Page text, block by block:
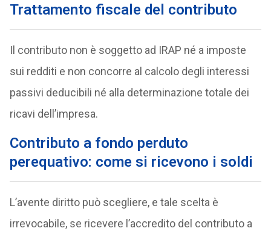
Trattamento fiscale del contributo
Il contributo non è soggetto ad IRAP né a imposte
sui redditi e non concorre al calcolo degli interessi
passivi deducibili né alla determinazione totale dei
ricavi dell’impresa.
Contributo a fondo perduto
perequativo: come si ricevono i soldi
L’avente diritto può scegliere, e tale scelta è
irrevocabile, se ricevere l’accredito del contributo a